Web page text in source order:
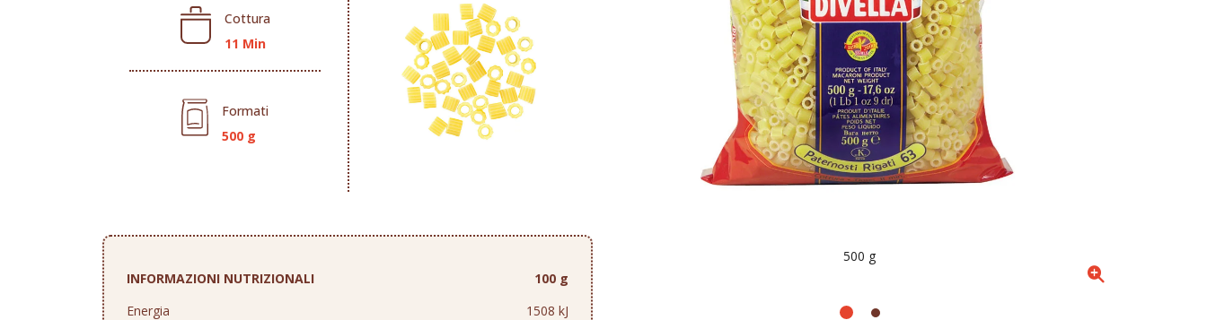
Cottura
11 Min
Formati
500 g
INFORMAZIONI NUTRIZIONALI
100 g
Energia
1508 kJ
500 g